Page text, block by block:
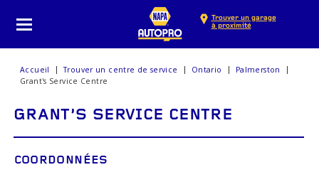
Trouver un garage
à proximité
Accueil Trouver un centre de service Ontario
Palmerston
Grant's Service Centre
GRANT'S SERVICE CENTRE
COORDONNÉES